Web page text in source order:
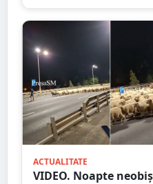
ACTUALITATE
VIDEO. Noapte